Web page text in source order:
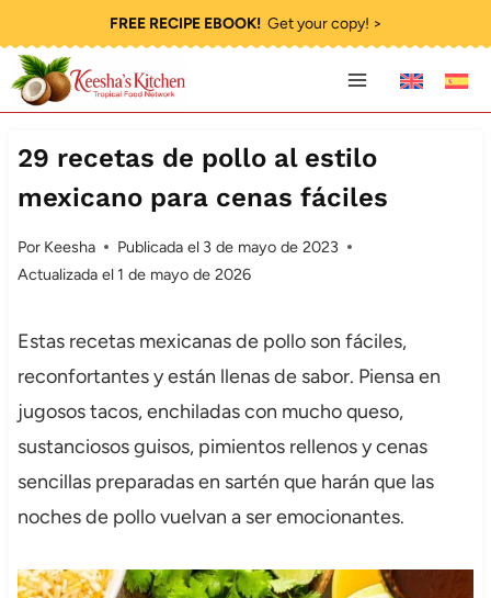
al
contenido
FREE RECIPE EBOOK!Get your copy! >
29 recetas de pollo al estilo
mexicano para cenas fáciles
Por Keesha Publicada el 3 de mayo de 2023
Actualizada el 1 de mayo de 2026
Estas recetas mexicanas de pollo son fáciles,
reconfortantes y están llenas de sabor. Piensa en
jugosos tacos, enchiladas con mucho queso,
sustanciosos guisos, pimientos rellenos y cenas
sencillas preparadas en sartén que harán que las
noches de pollo vuelvan a ser emocionantes.